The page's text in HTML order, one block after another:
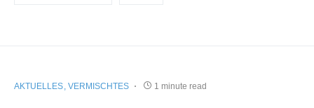
AKTUELLES VERMISCHTES 1 minute read